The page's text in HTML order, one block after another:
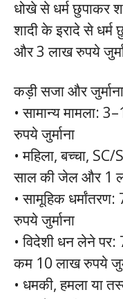
धोखे से धर्म छुपाकर
शादी के इरादे से
और 3 लाख रुपये
कड़ी सजा और जुर्माना
• सामान्य मामला:
रुपये जुर्माना
• महिला, बच्चा,
साल की जेल और 1
• सामूहिक
रुपये जुर्माना
• विदेशी धन लेने
कम 10 लाख रुपये
• धमकी, हमला या